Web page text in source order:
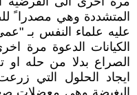
المتشددة وهي مصدرا
عليه علماء النفس بـ
الكيانات الدعوة مرة
الصراع بدلا من حله او
ايجاد الحلول التي